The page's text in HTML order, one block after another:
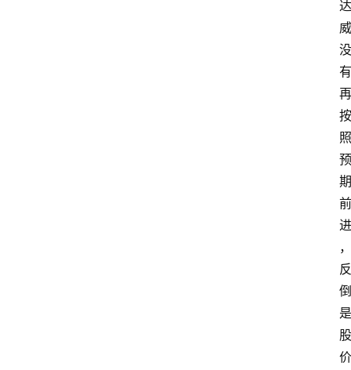
达
威
没
有
再
按
照
预
期
前
进
，
反
倒
是
股
价